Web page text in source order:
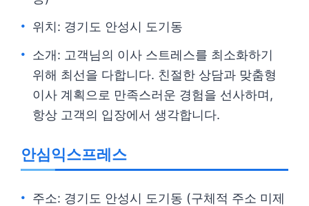
위치: 경기도 안성시 도기동
소개: 고객님의 이사 스트레스를 최소화하기
위해 최선을 다합니다. 친절한 상담과 맞춤형
이사 계획으로 만족스러운 경험을 선사하며,
항상 고객의 입장에서 생각합니다.
안심익스프레스
주소: 경기도 안성시 도기동 (구체적 주소 미제